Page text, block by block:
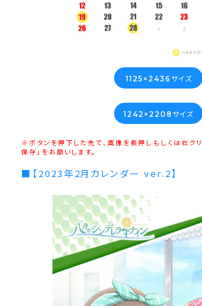
1125×2436サイズ
1242×2208サイズ
※ボタンを押下した先で、画像を長押しもしくは右ク
保存｣をお願いします。
■【2023年2月カレンダー ver.2】